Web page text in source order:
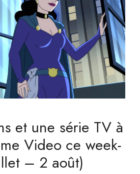
et une série TV à
Video ce week-
– 2 août)